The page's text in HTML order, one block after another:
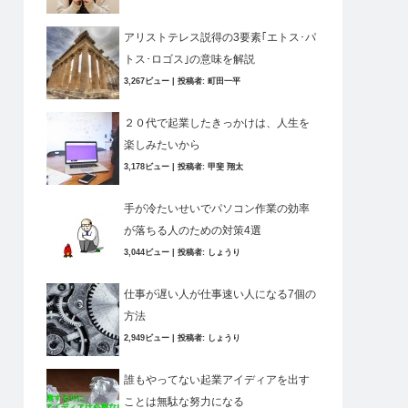
アリストテレス説得の3要素｢エトス･パ
トス･ロゴス｣の意味を解説
3,267ビュー 投稿者: 町田一平
２０代で起業したきっかけは、人生を
楽しみたいから
3,178ビュー 投稿者: 甲斐 翔太
手が冷たいせいでパソコン作業の効率
が落ちる人のための対策4選
3,044ビュー 投稿者: しょうり
仕事が遅い人が仕事速い人になる7個の
方法
2,949ビュー 投稿者: しょうり
誰もやってない起業アイディアを出す
ことは無駄な努力になる